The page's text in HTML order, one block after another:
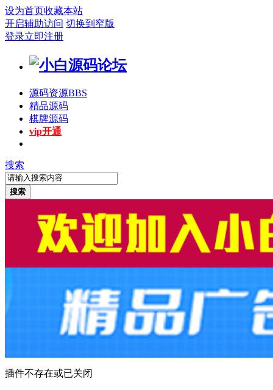
设为首页收藏本站
开启辅助访问 切换到窄版
登录立即注册
源码资源BBS
精品源码
棋牌源码
vip开通
搜索
搜索
插件不存在或已关闭